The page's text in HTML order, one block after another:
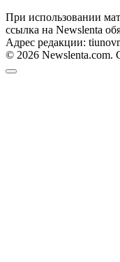
При использовании
ссылка на Newslenta
Адрес редакции:
© 2026 Newslenta.com.